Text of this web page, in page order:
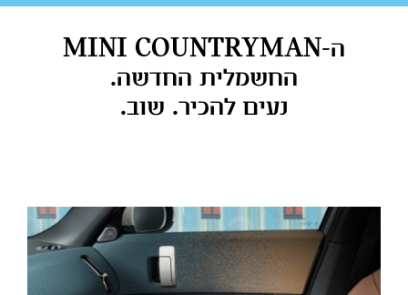
ה-MINI COUNTRYMAN
החשמלית החדשה.
נעים להכיר. שוב.